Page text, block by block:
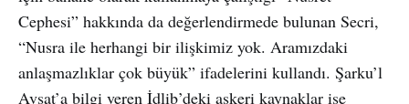
Cephesi” hakkında da değerlendirmede bulunan Secri,
“Nusra ile herhangi bir ilişkimiz yok. Aramızdaki
anlaşmazlıklar çok büyük” ifadelerini kullandı. Şarku’l
Avsat’a bilgi veren İdlib’deki askeri kaynaklar ise